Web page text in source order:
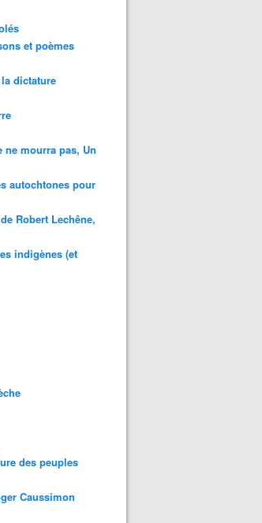
et poèmes
dictature
mourra pas, Un
autochtones pour
Robert Lechêne,
indigènes (et
des peuples
Caussimon